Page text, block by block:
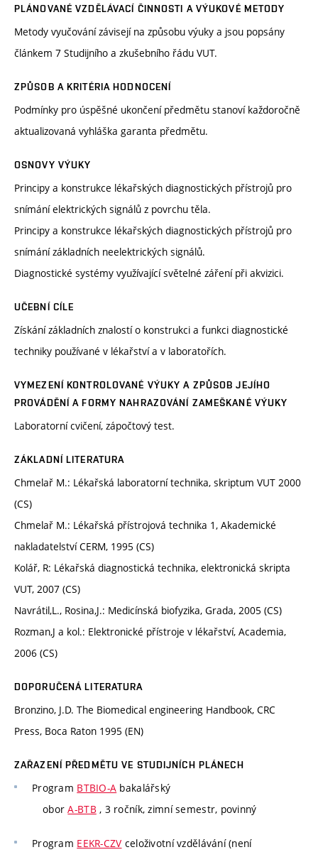
PLÁNOVANÉ VZDĚLÁVACÍ ČINNOSTI A VÝUKOVÉ METODY
Metody vyučování závisejí na způsobu výuky a jsou popsány
článkem 7 Studijního a zkušebního řádu VUT.
ZPŮSOB A KRITÉRIA HODNOCENÍ
Podmínky pro úspěšné ukončení předmětu stanoví každoročně
aktualizovaná vyhláška garanta předmětu.
OSNOVY VÝUKY
Principy a konstrukce lékařských diagnostických přístrojů pro
snímání elektrických signálů z povrchu těla.
Principy a konstrukce lékařských diagnostických přístrojů pro
snímání základních neelektrických signálů.
Diagnostické systémy využívající světelné záření při akvizici.
UČEBNÍ CÍLE
Získání základních znalostí o konstrukci a funkci diagnostické
techniky používané v lékařství a v laboratořích.
VYMEZENÍ KONTROLOVANÉ VÝUKY A ZPŮSOB JEJÍHO
PROVÁDĚNÍ A FORMY NAHRAZOVÁNÍ ZAMEŠKANÉ VÝUKY
Laboratorní cvičení, zápočtový test.
ZÁKLADNÍ LITERATURA
Chmelař M.: Lékařská laboratorní technika, skriptum VUT 2000
(CS)
Chmelař M.: Lékařská přístrojová technika 1, Akademické
nakladatelství CERM, 1995 (CS)
Kolář, R: Lékařská diagnostická technika, elektronická skripta
VUT, 2007 (CS)
Navrátil,L., Rosina,J.: Medicínská biofyzika, Grada, 2005 (CS)
Rozman,J a kol.: Elektronické přístroje v lékařství, Academia,
2006 (CS)
DOPORUČENÁ LITERATURA
Bronzino, J.D. The Biomedical engineering Handbook, CRC
Press, Boca Raton 1995 (EN)
ZAŘAZENÍ PŘEDMĚTU VE STUDIJNÍCH PLÁNECH
Program BTBIO-A bakalářský
oborA-BTB , 3 ročník, zimní semestr, povinný
Program EEKR-CZV celoživotní vzdělávání (není